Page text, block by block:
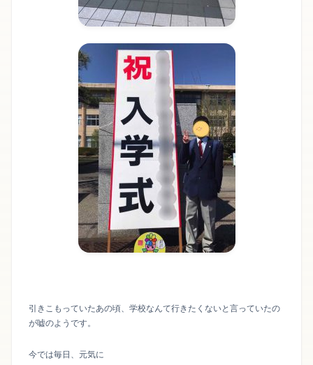
引きこもっていたあの頃、学校なんて行きたくないと言っていたの
が嘘のようです。
今では毎日、元気に